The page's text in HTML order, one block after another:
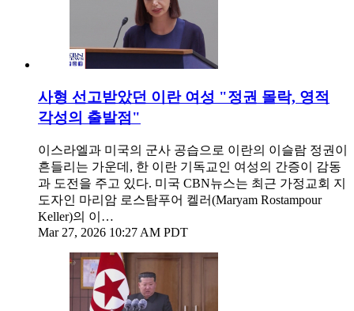
사형 선고받았던 이란 여성 "정권 몰락, 영적
각성의 출발점"
이스라엘과 미국의 군사 공습으로 이란의 이슬람 정권이
흔들리는 가운데, 한 이란 기독교인 여성의 간증이 감동
과 도전을 주고 있다. 미국 CBN뉴스는 최근 가정교회 지
도자인 마리암 로스탐푸어 켈러(Maryam Rostampour
Keller)의 이…
Mar 27, 2026 10:27 AM PDT